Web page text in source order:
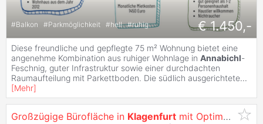
#Balkon #Parkmöglichkeit #hell #ruhig € 1.450,-
Diese freundliche und gepflegte 75 m² Wohnung bietet eine
angenehme Kombination aus ruhiger Wohnlage in Annabichl-
Feschnig, guter Infrastruktur sowie einer durchdachten
Raumaufteilung mit Parkettboden. Die südlich ausgerichtete...
[Mehr]
Großzügige Bürofläche in Klagenfurt mit Optimaler Werbewirksamkeit -